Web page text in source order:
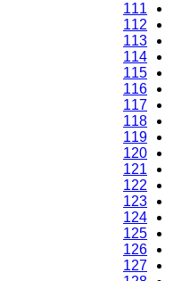
111
112
113
114
115
116
117
118
119
120
121
122
123
124
125
126
127